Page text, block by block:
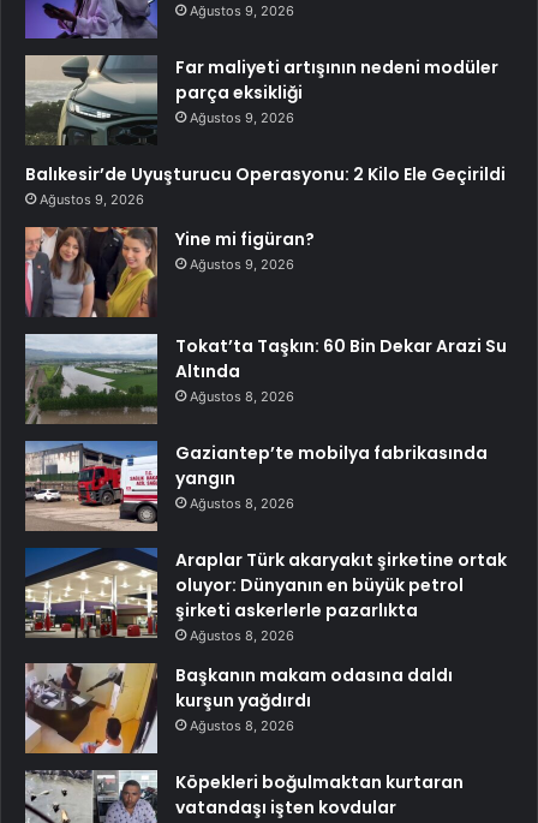
Ağustos 9, 2026
Far maliyeti artışının nedeni modüler
parça eksikliği
Ağustos 9, 2026
Balıkesir’de Uyuşturucu Operasyonu: 2 Kilo Ele Geçirildi
Ağustos 9, 2026
Yine mi figüran?
Ağustos 9, 2026
Tokat’ta Taşkın: 60 Bin Dekar Arazi Su
Altında
Ağustos 8, 2026
Gaziantep’te mobilya fabrikasında
yangın
Ağustos 8, 2026
Araplar Türk akaryakıt şirketine ortak
oluyor: Dünyanın en büyük petrol
şirketi askerlerle pazarlıkta
Ağustos 8, 2026
Başkanın makam odasına daldı
kurşun yağdırdı
Ağustos 8, 2026
Köpekleri boğulmaktan kurtaran
vatandaşı işten kovdular